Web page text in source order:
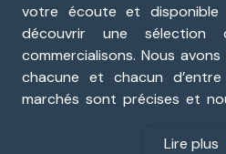
votre écoute et disponible
découvrir une
commercialisons. Nous
chacune et chacun
marchés sont précises et
belle découverte dansLire plus